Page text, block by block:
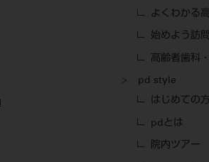
よくわかる
始めよう訪
高齢者歯科
pd style
はじめての
pdとは
院内ツアー